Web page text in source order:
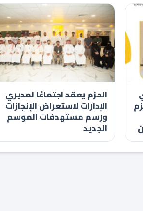
الحزم يعقد اجتماعًا لمديري
الإدارات لاستعراض الإنجازات
ورسم مستهدفات الموسم
الجديد